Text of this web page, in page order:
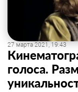
27 марта 2021, 19:43
голоса.